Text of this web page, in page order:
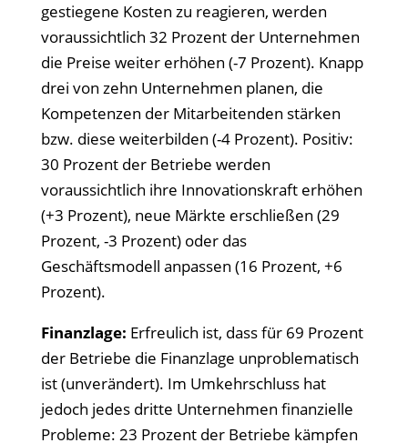
gestiegene Kosten zu reagieren, werden
voraussichtlich 32 Prozent der Unternehmen
die Preise weiter erhöhen (-7 Prozent). Knapp
drei von zehn Unternehmen planen, die
Kompetenzen der Mitarbeitenden stärken
bzw. diese weiterbilden (-4 Prozent). Positiv:
30 Prozent der Betriebe werden
voraussichtlich ihre Innovationskraft erhöhen
(+3 Prozent), neue Märkte erschließen (29
Prozent, -3 Prozent) oder das
Geschäftsmodell anpassen (16 Prozent, +6
Prozent).
Finanzlage: Erfreulich ist, dass für 69 Prozent
der Betriebe die Finanzlage unproblematisch
ist (unverändert). Im Umkehrschluss hat
jedoch jedes dritte Unternehmen finanzielle
Probleme: 23 Prozent der Betriebe kämpfen